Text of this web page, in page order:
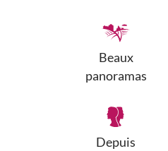
Beaux
panoramas
Depuis